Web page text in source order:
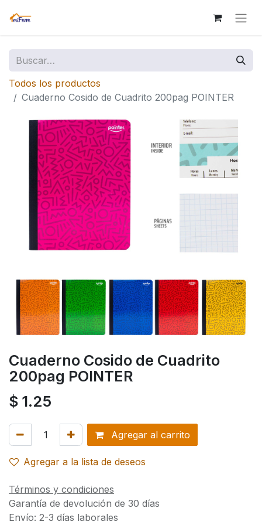
Todos los productos
Cuaderno Cosido de Cuadrito 200pag POINTER
Cuaderno Cosido de Cuadrito
200pag POINTER
$ 1.25
Agregar al carrito
Agregar a la lista de deseos
Términos y condiciones
Garantía de devolución de 30 días
Envío: 2-3 días laborales